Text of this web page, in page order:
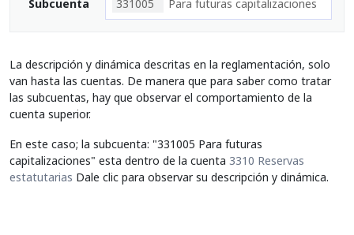
Subcuenta 331005 Para futuras capitalizaciones
La descripción y dinámica descritas en la reglamentación, solo
van hasta las cuentas. De manera que para saber como tratar
las subcuentas, hay que observar el comportamiento de la
cuenta superior.
En este caso; la subcuenta: "331005 Para futuras
capitalizaciones" esta dentro de la cuenta 3310 Reservas
estatutarias Dale clic para observar su descripción y dinámica.